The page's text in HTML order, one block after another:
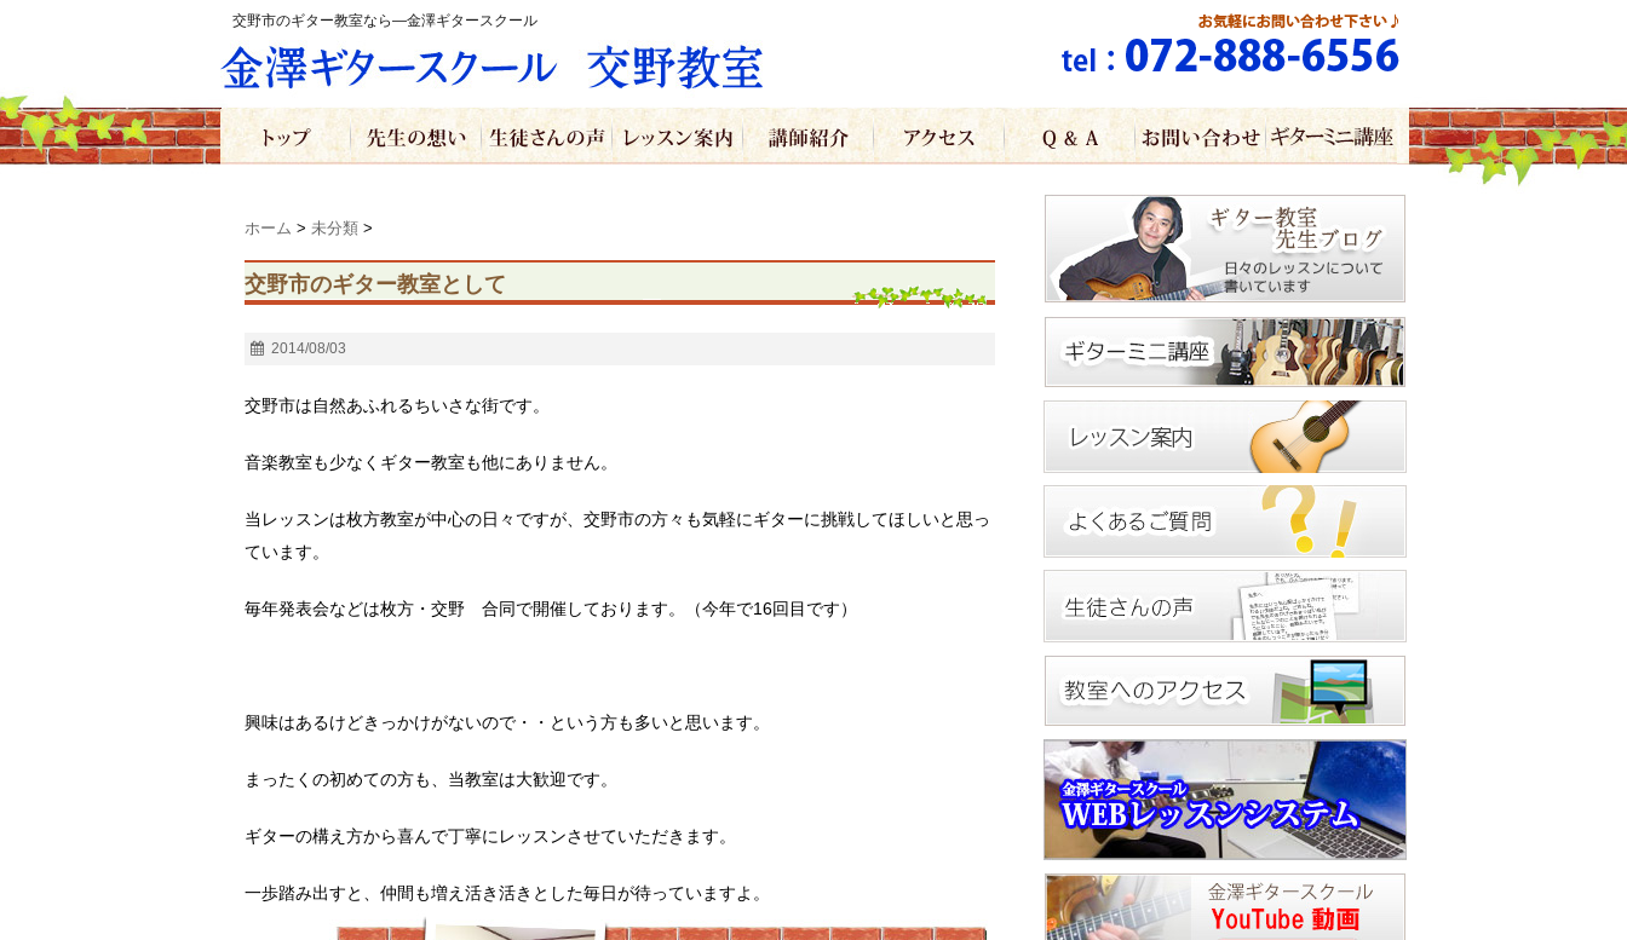
交野市のギター教室なら―金澤ギタースクール
ホーム > 未分類 >
交野市のギター教室として
2014/08/03
交野市は自然あふれるちいさな街です。
音楽教室も少なくギター教室も他にありません。
当レッスンは枚方教室が中心の日々ですが、交野市の方々も気軽にギターに挑戦してほしいと思っ
ています。
毎年発表会などは枚方・交野 合同で開催しております。（今年で16回目です）
興味はあるけどきっかけがないので・・という方も多いと思います。
まったくの初めての方も、当教室は大歓迎です。
ギターの構え方から喜んで丁寧にレッスンさせていただきます。
一歩踏み出すと、仲間も増え活き活きとした毎日が待っていますよ。